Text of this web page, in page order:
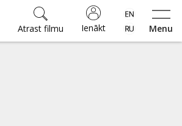
Menu
Ienākt
Atrast filmu